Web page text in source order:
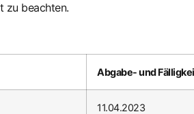
zu beachten.
Abgabe- und
11.04.2023